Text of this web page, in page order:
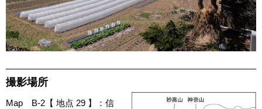
撮影場所
Map B-2【 地点 29 】：信